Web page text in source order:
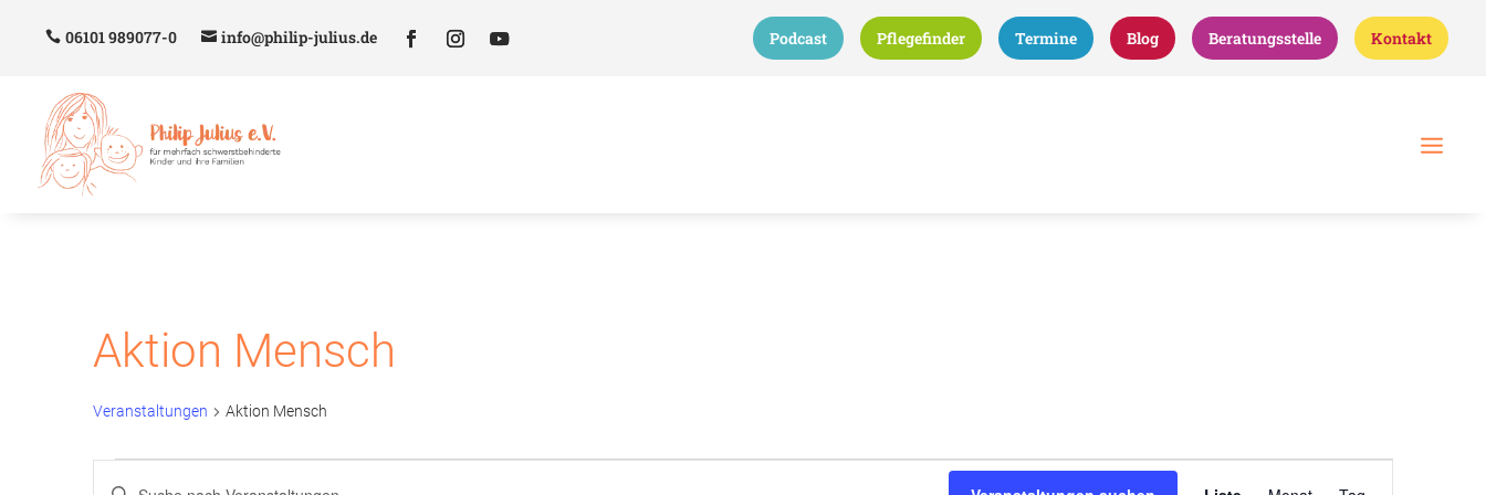
06101 989077-0 info@philip-julius.de Podcast Pflegefinder Termine Blog Beratungsstelle Kontakt
Aktion Mensch
Veranstaltungen Aktion Mensch
Veranstaltungen
Bitte
Veranstaltung